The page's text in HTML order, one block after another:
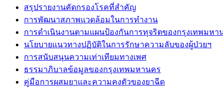
สรุปรายงานคัดกรองโรคที่สำคัญ
การพัฒนาสภาพแวดล้อมในการทำงาน
การดำเนินงานตามแผนป้องกันการทุจริตของกรุงเทพมหา
นโยบายแนวทางปฏิบัติในการรักษาความลับของผู้ป่วยฯ
การสนับสนุนความเท่าเทียมทางเพศ
ธรรมาภิบาลข้อมูลของกรุงเทพมหานคร
คู่มือการผสมยาและความคงตัวของยาฉีด